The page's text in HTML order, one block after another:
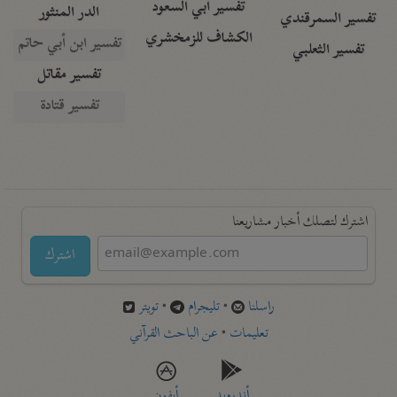
تفسير السمرقندي
تفسير الثعلبي
تفسير أبي السعود
الكشاف للزمخشري
الدر المنثور
تفسير ابن أبي حاتم
تفسير مقاتل
تفسير قتادة
اشترك لتصلك أخبار مشاريعنا
اشترك
راسلنا •تليجرام •تويتر
تعليمات •عن الباحث القرآني